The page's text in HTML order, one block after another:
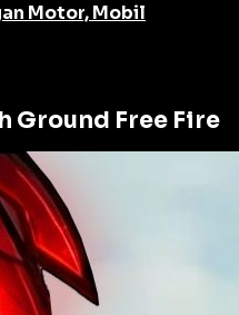
Motor, Mobil
Ground Free Fire